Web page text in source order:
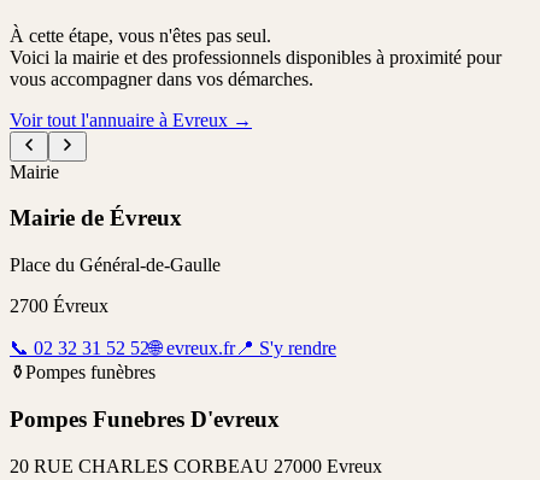
À cette étape, vous n'êtes pas seul.
Voici la mairie et des professionnels disponibles à proximité pour
vous accompagner dans vos démarches.
Voir tout l'annuaire à Evreux →
Mairie
Mairie de Évreux
Place du Général-de-Gaulle
2700 Évreux
📞 02 32 31 52 52🌐 evreux.fr📍 S'y rendre
⚱️Pompes funèbres
Pompes Funebres D'evreux
20 RUE CHARLES CORBEAU 27000 Evreux